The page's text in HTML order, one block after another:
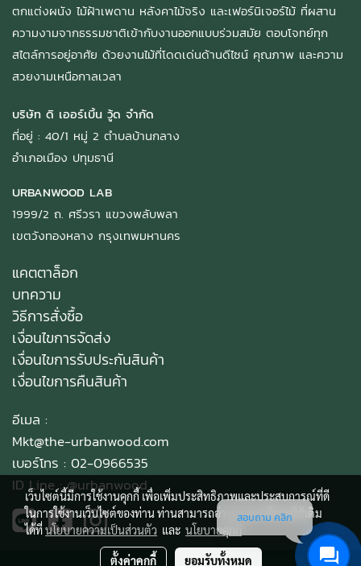
ตกแต่งผนัง ไม้ฝ้าเพดาน หลังคาไม้จริง และเฟอร์นิเจอร์ไม้ ที่ผสาน
ความงามจากธรรมชาติเข้ากับงานออกแบบร่วมสมัย ตอบโจทย์ทุก
สไตล์การอยู่อาศัย ด้วยงานไม้ที่โดดเด่นด้านดีไซน์ คุณภาพ และความ
สวยงามเหนือกาลเวลา
บริษัท ดิ เออร์เบิ้น วู้ด จำกัด
ที่อยู่ : 40/1 หมู่ 2 ตำบลบ้านกลาง
อำเภอเมือง ปทุมธานี
URBANWOOD LAB
1999/2 ถ. ศรีวรา แขวงพลับพลา
เขตวังทองหลาง กรุงเทพมหานคร
แคตตาล็อก
บทความ
วิธีการสั่งซื้อ
เงื่อนไขการจัดส่ง
เงื่อนไขการรับประกันสินค้า
เงื่อนไขการคืนสินค้า
อีเมล :
Mkt@the-urbanwood.com
เบอร์โทร : 02-0966535
ID Line :@urbanwood
เว็บไซต์นี้มีการใช้งานคุกกี้ เพื่อเพิ่มประสิทธิภาพและประสบการณ์ที่ดี
ในการใช้งานเว็บไซต์ของท่าน ท่านสามารถอ่านรายละเอียดเพิ่มเติม
ได้ที่นโยบายความเป็นส่วนตัว และ นโยบายคุกกี้
ตั้งค่าคุกกี้ ยอมรับทั้งหมด
สอบถาม คลิก